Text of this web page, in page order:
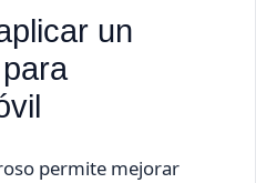
un
permite mejorar